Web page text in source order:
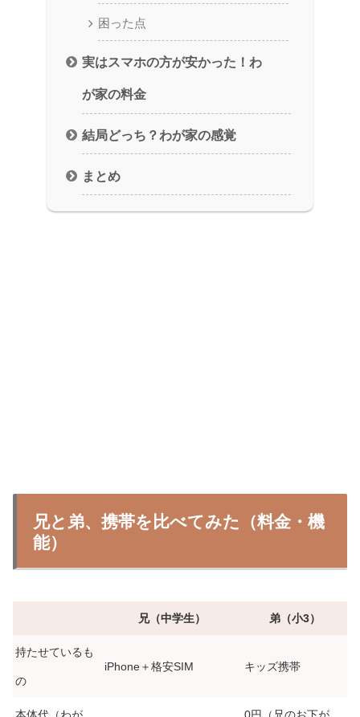
困った点
実はスマホの方が安かった！わ
が家の料金
結局どっち？わが家の感覚
まとめ
兄と弟、携帯を比べてみた（料金・機
能）
兄（中学生） 弟（小3）
持たせているも
の
iPhone＋格安SIM キッズ携帯